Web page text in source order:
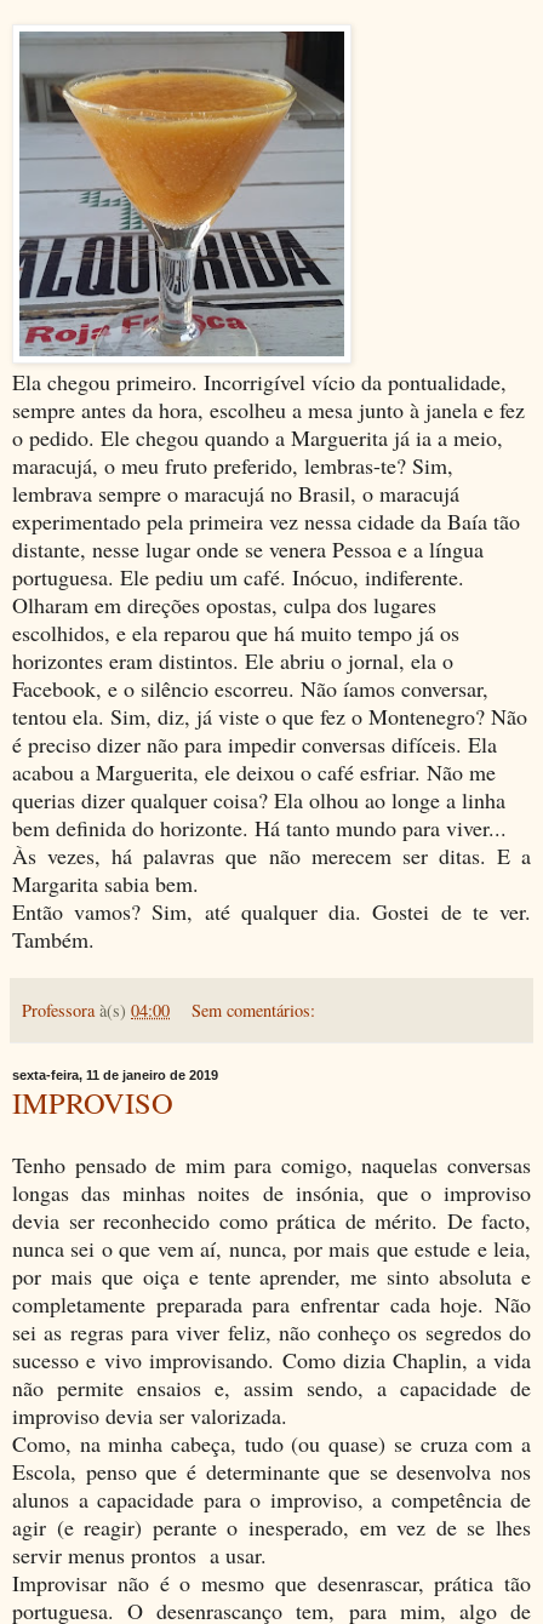
Ela chegou primeiro. Incorrigível vício da pontualidade,
sempre antes da hora, escolheu a mesa junto à janela e fez
o pedido. Ele chegou quando a Marguerita já ia a meio,
maracujá, o meu fruto preferido, lembras-te? Sim,
lembrava sempre o maracujá no Brasil, o maracujá
experimentado pela primeira vez nessa cidade da Baía tão
distante, nesse lugar onde se venera Pessoa e a língua
portuguesa. Ele pediu um café. Inócuo, indiferente.
Olharam em direções opostas, culpa dos lugares
escolhidos, e ela reparou que há muito tempo já os
horizontes eram distintos. Ele abriu o jornal, ela o
Facebook, e o silêncio escorreu. Não íamos conversar,
tentou ela. Sim, diz, já viste o que fez o Montenegro? Não
é preciso dizer não para impedir conversas difíceis. Ela
acabou a Marguerita, ele deixou o café esfriar. Não me
querias dizer qualquer coisa? Ela olhou ao longe a linha
bem definida do horizonte. Há tanto mundo para viver...
Às vezes, há palavras que não merecem ser ditas. E a
Margarita sabia bem.
Então vamos? Sim, até qualquer dia. Gostei de te ver.
Também.
Professora à(s) 04:00 Sem comentários:
sexta-feira, 11 de janeiro de 2019
IMPROVISO
Tenho pensado de mim para comigo, naquelas conversas
longas das minhas noites de insónia, que o improviso
devia ser reconhecido como prática de mérito. De facto,
nunca sei o que vem aí, nunca, por mais que estude e leia,
por mais que oiça e tente aprender, me sinto absoluta e
completamente preparada para enfrentar cada hoje. Não
sei as regras para viver feliz, não conheço os segredos do
sucesso e vivo improvisando. Como dizia Chaplin, a vida
não permite ensaios e, assim sendo, a capacidade de
improviso devia ser valorizada.
Como, na minha cabeça, tudo (ou quase) se cruza com a
Escola, penso que é determinante que se desenvolva nos
alunos a capacidade para o improviso, a competência de
agir (e reagir) perante o inesperado, em vez de se lhes
servir menus prontos a usar.
Improvisar não é o mesmo que desenrascar, prática tão
portuguesa. O desenrascanço tem, para mim, algo de